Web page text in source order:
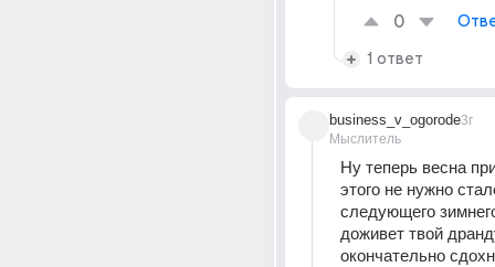
0
1 ответ
business_v_ogorode
Мыслитель
3г
Ну теперь весна
этого не нужно
следующего
доживет твой
окончательно